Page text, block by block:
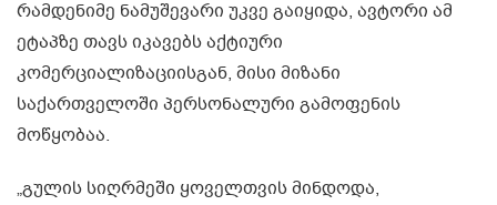
რამდენიმე ნამუშევარი უკვე გაიყიდა, ავტორი ამ
ეტაპზე თავს იკავებს აქტიური
კომერციალიზაციისგან, მისი მიზანი
საქართველოში პერსონალური გამოფენის
მოწყობაა.
„გულის სიღრმეში ყოველთვის მინდოდა,